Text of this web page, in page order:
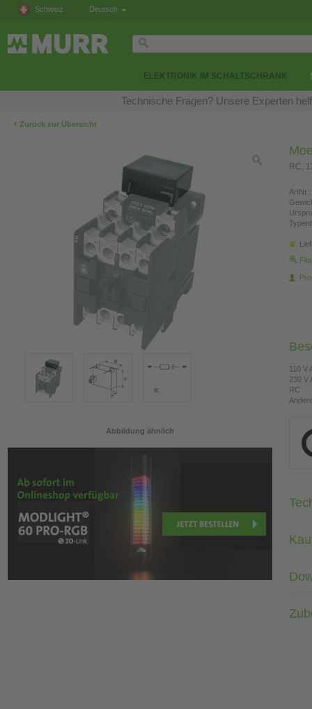
Schweiz Deutsch
ELEKTRONIK IM SCHALTSCHRANK
Technische Fragen? Unsere Experten
‹ Zurück zur Übersicht
Abbildung ähnlich
RC,
ArtNr.:
110 V
230 V
RC